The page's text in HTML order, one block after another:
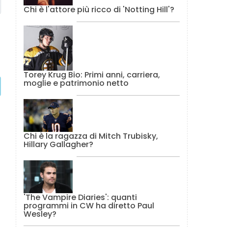
Chi è l'attore più ricco di 'Notting Hill'?
Torey Krug Bio: Primi anni, carriera,
moglie e patrimonio netto
Chi è la ragazza di Mitch Trubisky,
Hillary Gallagher?
'The Vampire Diaries': quanti
programmi in CW ha diretto Paul
Wesley?